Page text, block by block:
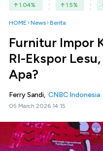
1.04% 1.5%
HOME News Berita
Furnitur Impor
RI-Ekspor
Apa?
Ferry Sandi, CNBC Indonesia
05 March 2026 14:15